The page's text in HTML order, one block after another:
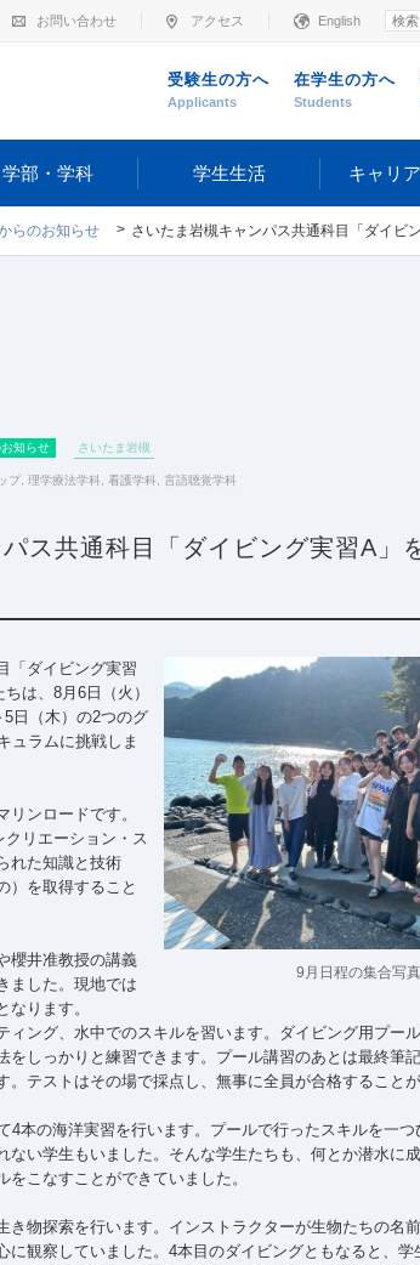
お問い合わせ アクセス English
受験生の方へ
Applicants
在学生の方へ
Students
学部・学科 学生生活 キャリ
らのお知らせ さいたま岩槻キャンパス共通科目「ダイビング実習A」を実施
知らせ さいたま岩槻
プ 理学療法学科 看護学科 言語聴覚学科
ス共通科目「ダイビング実習A」
9月日程の集合写真
「ダイビング実習
は、8月6日（火）
日（木）の2つのグ
ュラムに挑戦しま
ンロードです。
クリエーション・ス
れた知識と技術
）を取得すること
櫻井准教授の講義
ました。現地では
ります。
ィング、水中でのスキルを習います。ダイビング用プー
をしっかりと練習できます。プール講習のあとは最終筆
テストはその場で採点し、無事に全員が合格することが
4本の海洋実習を行います。プールで行ったスキルを一
ない学生もいました。そんな学生たちも、何とか潜水に
こなすことができていました。
き物探索を行います。インストラクターが生物たちの名
に観察していました。4本目のダイビングともなると、学